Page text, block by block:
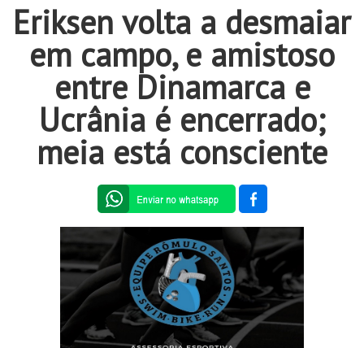
Eriksen volta a desmaiar
em campo, e amistoso
entre Dinamarca e
Ucrânia é encerrado;
meia está consciente